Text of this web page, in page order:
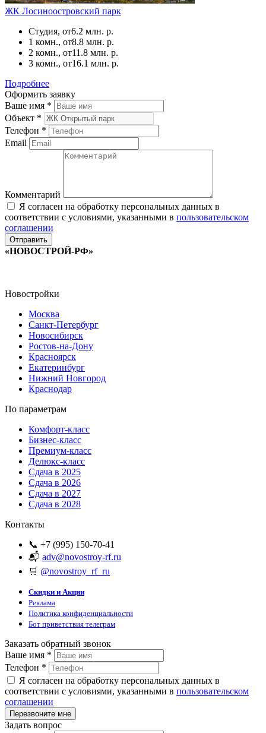
ЖК Лосиноостровский парк
Студия, от6.2 млн. р.
1 комн., от8.8 млн. р.
2 комн., от11.8 млн. р.
3 комн., от16.1 млн. р.
Подробнее
Оформить заявку
Ваше имя *
Объект *
Телефон *
Email
Комментарий
Я согласен на обработку персональных данных в
соответствии с условиями, указанными в пользовательском
соглашении
«НОВОСТРОЙ-РФ»
Новостройки
Москва
Санкт-Петербург
Новосибирск
Ростов-на-Дону
Красноярск
Екатеринбург
Нижний Новгород
Краснодар
По параметрам
Комфорт-класс
Бизнес-класс
Премиум-класс
Делюкс-класс
Сдача в 2025
Сдача в 2026
Сдача в 2027
Сдача в 2028
Контакты
📞 +7 (995) 150-70-41
📬 adv@novostroy-rf.ru
🛒 @novostroy_rf_ru
Скидки и Акции
Реклама
Политика конфиденциальности
Бот приветствия телеграм
Заказать обратный звонок
Ваше имя *
Телефон *
Я согласен на обработку персональных данных в
соответствии с условиями, указанными в пользовательском
соглашении
Задать вопрос